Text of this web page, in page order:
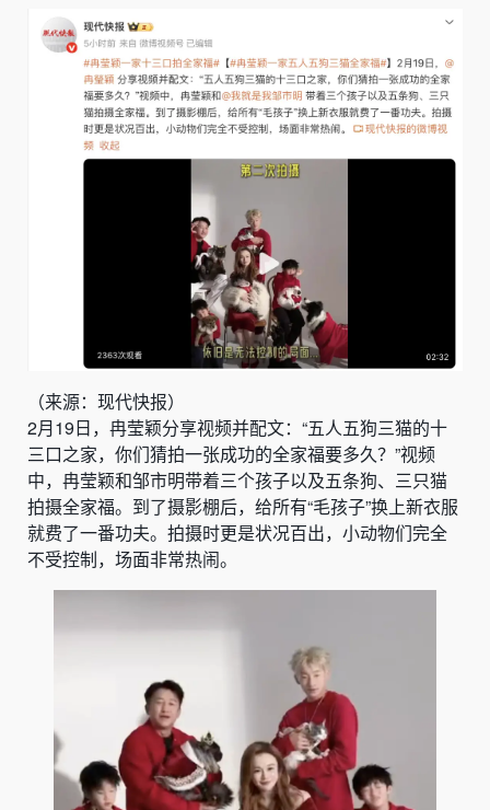
（来源：现代快报）
2月19日，冉莹颖分享视频并配文：“五人五狗三猫的十
三口之家，你们猜拍一张成功的全家福要多久？”视频
中，冉莹颖和邹市明带着三个孩子以及五条狗、三只猫
拍摄全家福。到了摄影棚后，给所有“毛孩子”换上新衣服
就费了一番功夫。拍摄时更是状况百出，小动物们完全
不受控制，场面非常热闹。